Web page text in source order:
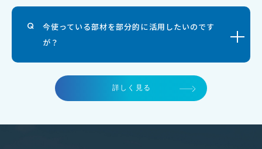
今使っている部材を部分的に活用したいのです
が？
詳しく見る